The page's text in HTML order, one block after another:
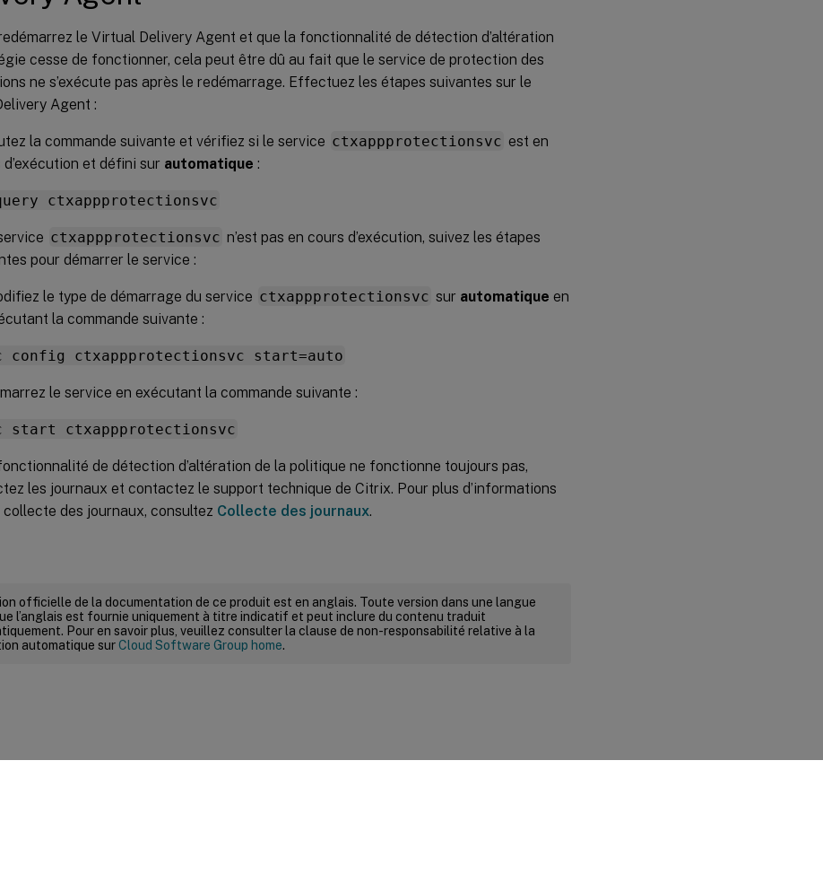
le Virtual Delivery Agent et que la fonctionnalité de détection d’altération
cesse de fonctionner, cela peut être dû au fait que le service de protection des
ne s’exécute pas après le redémarrage. Effectuez les étapes suivantes sur le
Agent :
la commande suivante et vérifiez si le service ctxappprotectionsvc est en
et défini sur automatique :
ctxappprotectionsvc
ctxappprotectionsvc n’est pas en cours d’exécution, suivez les étapes
pour démarrer le service :
le type de démarrage du service ctxappprotectionsvc sur automatique en
la commande suivante :
config ctxappprotectionsvc start=auto
le service en exécutant la commande suivante :
start ctxappprotectionsvc
de détection d’altération de la politique ne fonctionne toujours pas,
les journaux et contactez le support technique de Citrix. Pour plus d’informations
collecte des journaux, consultez Collecte des journaux.
officielle de la documentation de ce produit est en anglais. Toute version dans une langue
l’anglais est fournie uniquement à titre indicatif et peut inclure du contenu traduit
Pour en savoir plus, veuillez consulter la clause de non-responsabilité relative à la
automatique surCloud Software Group home.